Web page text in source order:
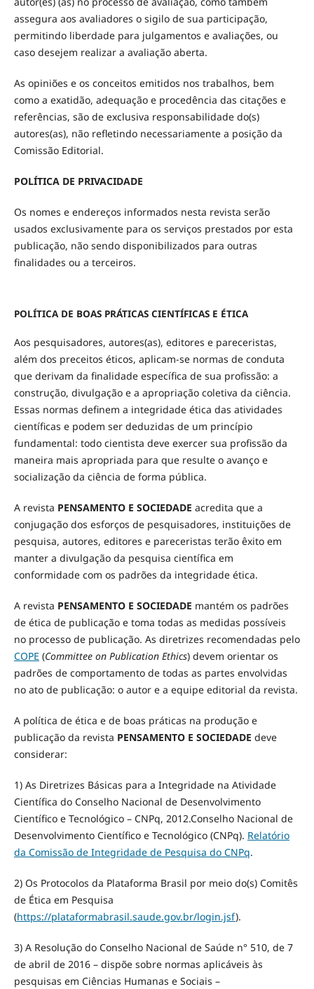
assegura aos avaliadores o sigilo de sua participação,
permitindo liberdade para julgamentos e avaliações, ou
caso desejem realizar a avaliação aberta.
As opiniões e os conceitos emitidos nos trabalhos, bem
como a exatidão, adequação e procedência das citações e
referências, são de exclusiva responsabilidade do(s)
autores(as), não refletindo necessariamente a posição da
Comissão Editorial.
POLÍTICA DE PRIVACIDADE
Os nomes e endereços informados nesta revista serão
usados exclusivamente para os serviços prestados por esta
publicação, não sendo disponibilizados para outras
finalidades ou a terceiros.
POLÍTICA DE BOAS PRÁTICAS CIENTÍFICAS E ÉTICA
Aos pesquisadores, autores(as), editores e pareceristas,
além dos preceitos éticos, aplicam-se normas de conduta
que derivam da finalidade específica de sua profissão: a
construção, divulgação e a apropriação coletiva da ciência.
Essas normas definem a integridade ética das atividades
científicas e podem ser deduzidas de um princípio
fundamental: todo cientista deve exercer sua profissão da
maneira mais apropriada para que resulte o avanço e
socialização da ciência de forma pública.
A revista PENSAMENTO E SOCIEDADE acredita que a
conjugação dos esforços de pesquisadores, instituições de
pesquisa, autores, editores e pareceristas terão êxito em
manter a divulgação da pesquisa científica em
conformidade com os padrões da integridade ética.
A revista PENSAMENTO E SOCIEDADE mantém os padrões
de ética de publicação e toma todas as medidas possíveis
no processo de publicação. As diretrizes recomendadas pelo
COPE (Committee on Publication Ethics) devem orientar os
padrões de comportamento de todas as partes envolvidas
no ato de publicação: o autor e a equipe editorial da revista.
A política de ética e de boas práticas na produção e
publicação da revista PENSAMENTO E SOCIEDADE deve
considerar:
1) As Diretrizes Básicas para a Integridade na Atividade
Científica do Conselho Nacional de Desenvolvimento
Científico e Tecnológico – CNPq, 2012.Conselho Nacional de
Desenvolvimento Científico e Tecnológico (CNPq). Relatório
da Comissão de Integridade de Pesquisa do CNPq.
2) Os Protocolos da Plataforma Brasil por meio do(s) Comitês
de Ética em Pesquisa
(https://plataformabrasil.saude.gov.br/login.jsf).
3) A Resolução do Conselho Nacional de Saúde n° 510, de 7
de abril de 2016 – dispõe sobre normas aplicáveis às
pesquisas em Ciências Humanas e Sociais –